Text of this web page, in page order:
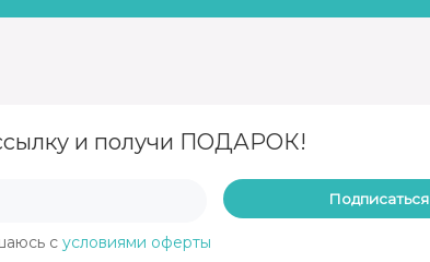
и получи ПОДАРОК!
Подписаться
с условиями оферты